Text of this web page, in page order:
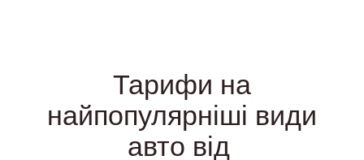
Тарифи на
найпопулярніші види
авто від